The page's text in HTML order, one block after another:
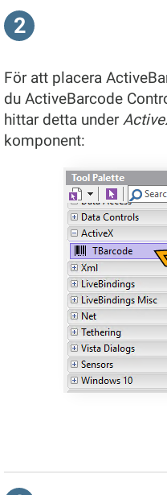
2
För att placera
du ActiveBarcode
hittar detta under
komponent: